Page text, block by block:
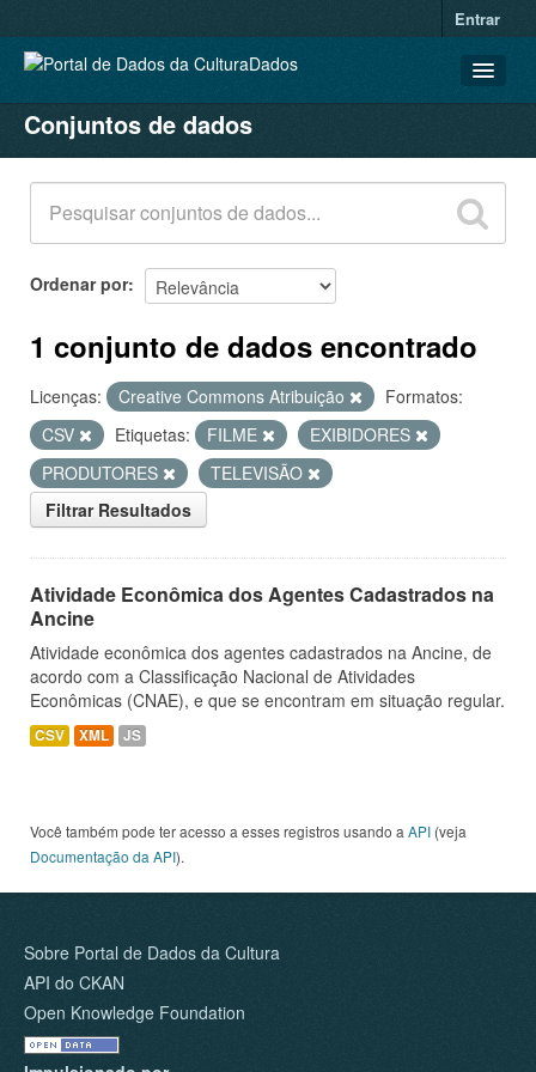
Entrar
CONJUNTOS DE DADOS
ORGANIZAÇÕES
GRUPOS
SOBRE
Conjuntos de dados
Ordenar por
1 conjunto de dados encontrado
Licenças: Creative Commons Atribuição
Formatos:
CSV
Etiquetas: FILME
EXIBIDORES
PRODUTORES
TELEVISÃO
Filtrar Resultados
Atividade Econômica dos Agentes Cadastrados na
Ancine
Atividade econômica dos agentes cadastrados na Ancine, de
acordo com a Classificação Nacional de Atividades
Econômicas (CNAE), e que se encontram em situação regular.
CSV XML JS
Você também pode ter acesso a esses registros usando a API (veja
Documentação da API).
Sobre Portal de Dados da Cultura
API do CKAN
Open Knowledge Foundation